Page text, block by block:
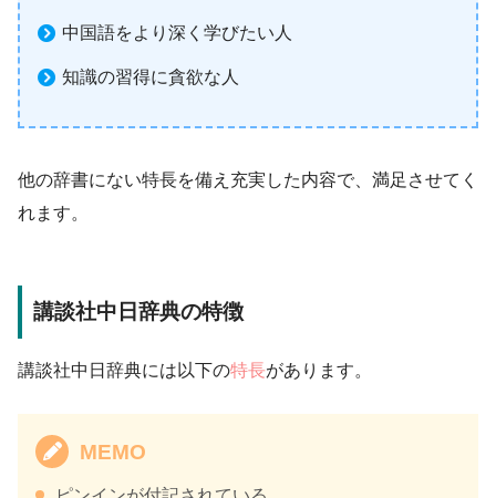
中国語をより深く学びたい人
知識の習得に貪欲な人
他の辞書にない特長を備え充実した内容で、満足させてく
れます。
講談社中日辞典の特徴
講談社中日辞典には以下の特長があります。
MEMO